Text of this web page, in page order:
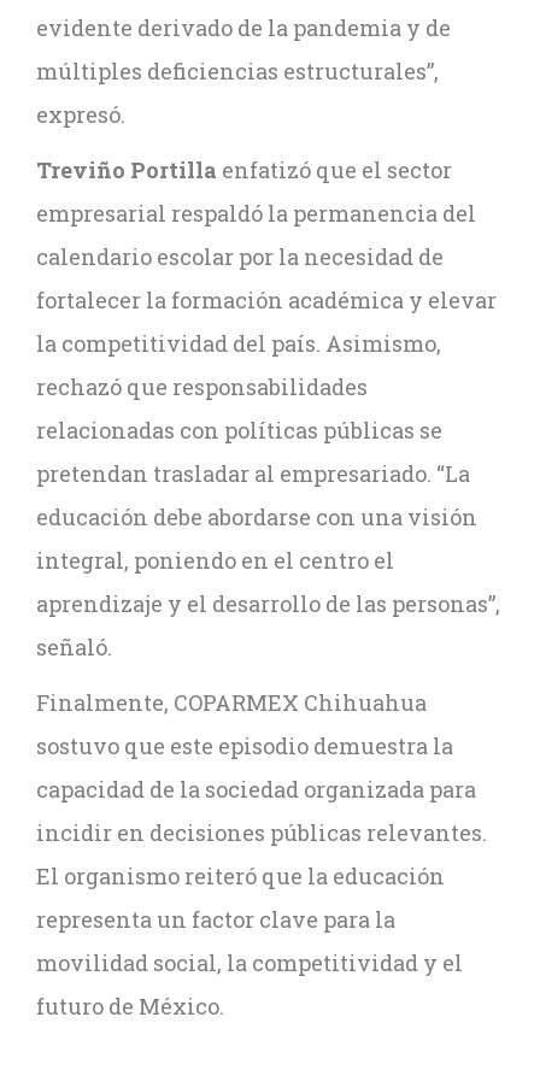
evidente derivado de la pandemia y de
múltiples deficiencias estructurales”,
expresó.
Treviño Portilla enfatizó que el sector
empresarial respaldó la permanencia del
calendario escolar por la necesidad de
fortalecer la formación académica y elevar
la competitividad del país. Asimismo,
rechazó que responsabilidades
relacionadas con políticas públicas se
pretendan trasladar al empresariado. “La
educación debe abordarse con una visión
integral, poniendo en el centro el
aprendizaje y el desarrollo de las personas”,
señaló.
Finalmente, COPARMEX Chihuahua
sostuvo que este episodio demuestra la
capacidad de la sociedad organizada para
incidir en decisiones públicas relevantes.
El organismo reiteró que la educación
representa un factor clave para la
movilidad social, la competitividad y el
futuro de México.